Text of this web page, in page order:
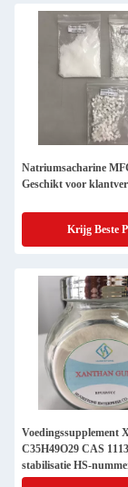
Natriumsacharine
Geschikt voor
Krijg Beste
Voedingssupplement
C35H49O29 CAS
stabilisatie HS-